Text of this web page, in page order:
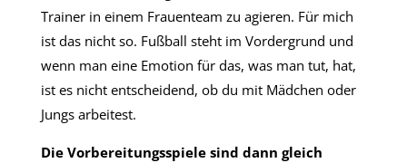
Trainer in einem Frauenteam zu agieren. Für mich
ist das nicht so. Fußball steht im Vordergrund und
wenn man eine Emotion für das, was man tut, hat,
ist es nicht entscheidend, ob du mit Mädchen oder
Jungs arbeitest.
Die Vorbereitungsspiele sind dann gleich